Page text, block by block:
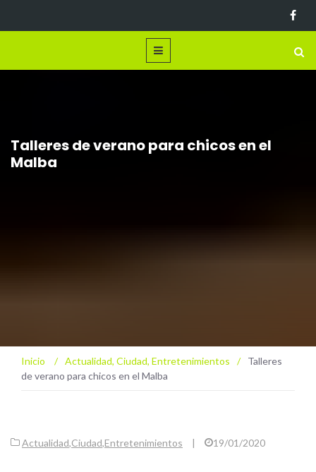
Talleres de verano para chicos en el
Malba
Inicio / Actualidad, Ciudad, Entretenimientos /
Talleres
de verano para chicos en el Malba
Actualidad,Ciudad,Entretenimientos | 19/01/2020